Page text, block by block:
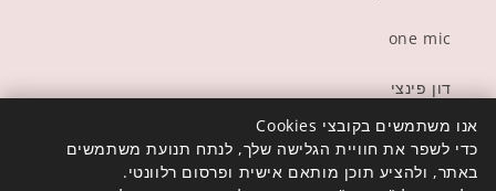
one mic
דון פינצי
אנו משתמשים בקובצי Cookies
כדי לשפר את חוויית הגלישה שלך, לנתח תנועת משתמשים
באתר, ולהציע תוכן מותאם אישית ופרסום רלוונטי.